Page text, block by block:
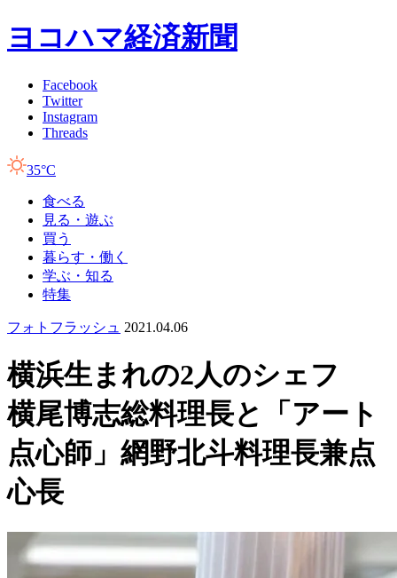
ヨコハマ経済新聞
Facebook
Twitter
Instagram
Threads
35°C
食べる
見る・遊ぶ
買う
暮らす・働く
学ぶ・知る
特集
フォトフラッシュ 2021.04.06
横浜生まれの2人のシェフ
横尾博志総料理長と「アート
点心師」網野北斗料理長兼点
心長